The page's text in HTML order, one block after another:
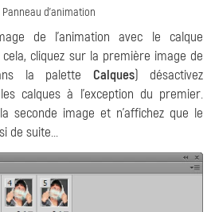
Panneau d'animation
de l'animation avec le calque
cliquez sur la première image de
la palette Calques) désactivez
calques à l'exception du premier.
seconde image et n'affichez que le
de suite...